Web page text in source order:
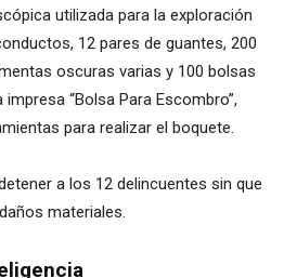
utilizada para la exploración
12 pares de guantes, 200
oscuras varias y 100 bolsas
“Bolsa Para Escombro”,
para realizar el boquete.
a los 12 delincuentes sin que
materiales.